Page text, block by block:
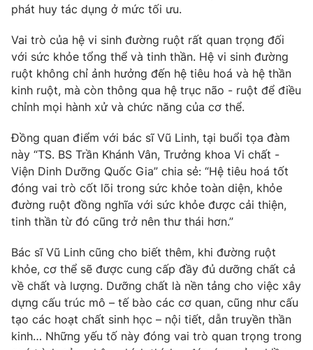
Emagazine
Photo Infographic
Video Shorts video
VTV Money VTV Thể thao
VTV Sức khoẻ Bất động sản
Thị trường 24h Tấm lòng Việt
VTV4 Vươn mình bằng AI
VTV9 VTV8
Liên hệ tòa soạn English
phát huy tác dụng ở mức tối ưu.
Vai trò của hệ vi sinh đường ruột rất quan trọng đối
với sức khỏe tổng thể và tinh thần. Hệ vi sinh đường
ruột không chỉ ảnh hưởng đến hệ tiêu hoá và hệ thần
kinh ruột, mà còn thông qua hệ trục não - ruột để điều
chỉnh mọi hành xử và chức năng của cơ thể.
Đồng quan điểm với bác sĩ Vũ Linh, tại buổi tọa đàm
này “TS. BS Trần Khánh Vân, Trưởng khoa Vi chất -
Viện Dinh Dưỡng Quốc Gia” chia sẻ: “Hệ tiêu hoá tốt
đóng vai trò cốt lõi trong sức khỏe toàn diện, khỏe
đường ruột đồng nghĩa với sức khỏe được cải thiện,
tinh thần từ đó cũng trở nên thư thái hơn.”
Bác sĩ Vũ Linh cũng cho biết thêm, khi đường ruột
khỏe, cơ thể sẽ được cung cấp đầy đủ dưỡng chất cả
về chất và lượng. Dưỡng chất là nền tảng cho việc xây
dựng cấu trúc mô – tế bào các cơ quan, cũng như cấu
tạo các hoạt chất sinh học – nội tiết, dẫn truyền thần
kinh… Những yếu tố này đóng vai trò quan trọng trong